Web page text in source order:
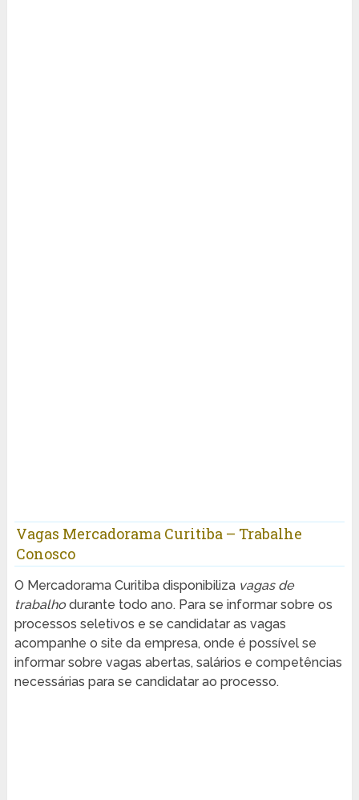
Vagas Mercadorama Curitiba – Trabalhe
Conosco
O Mercadorama Curitiba disponibiliza vagas de
trabalhodurante todo ano. Para se informar sobre os
processos seletivos e se candidatar as vagas
acompanhe o site da empresa, onde é possível se
informar sobre vagas abertas, salários e competências
necessárias para se candidatar ao processo.